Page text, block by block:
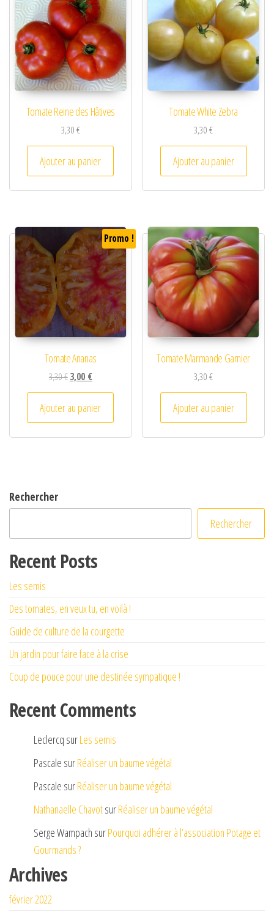
Tomate Reine des Hâtives
3,30€
Ajouter au panier
Tomate White Zebra
3,30€
Ajouter au panier
Promo !
Tomate Ananas
3,30€Le prix initial était : 3,30 €.
3,00 €Le prix actuel est : 3,00 €.
Ajouter au panier
Tomate Marmande Garnier
3,30€
Ajouter au panier
Rechercher
Rechercher
Recent Posts
Les semis
Des tomates, en veux tu, en voilà !
Guide de culture de la courgette
Un jardin pour faire face à la crise
Coup de pouce pour une destinée sympatique !
Recent Comments
Leclercq surLes semis
Pascale surRéaliser un baume végétal
Pascale surRéaliser un baume végétal
Nathanaelle ChavotsurRéaliser un baume végétal
Serge Wampach surPourquoi adhérer à l’association Potage et
Gourmands ?
Archives
février 2022